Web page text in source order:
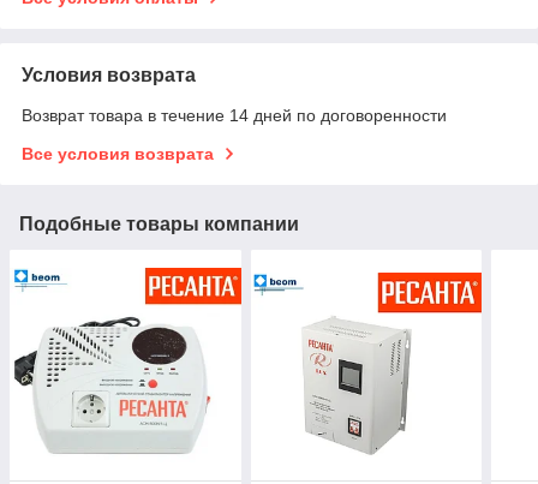
Условия возврата
Возврат товара в течение 14 дней по договоренности
Все условия возврата
Подобные товары компании